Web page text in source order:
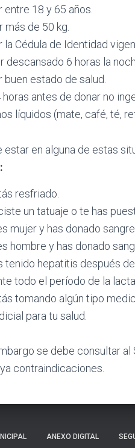
entre 18 y 65 años.
más de 50 kg.
la Cédula de Identidad
descansado 6 horas la
buen estado de salud.
horas antes de donar no
líquidos (mate, café, té,
estar en alguna de estas
resfriado.
un tatuaje o te has
mujer y has donado
hombre y has donado
tenido hepatitis después
todo el período de la
tomando algún tipo
para tu salud.
se debe consultar
contraindicaciones.
ANEXO DIGITAL